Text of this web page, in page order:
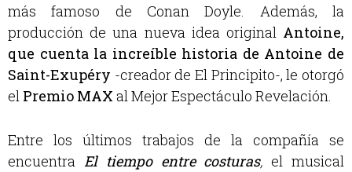
más famoso de Conan Doyle. Además, la
producción de una nueva idea original Antoine,
que cuenta la increíble historia de Antoine de
Saint-Exupéry -creador de El Principito-,le otorgó
el Premio MAX al Mejor Espectáculo Revelación.
Entre los últimos trabajos de la compañía se
encuentra El tiempo entre costuras, el musical